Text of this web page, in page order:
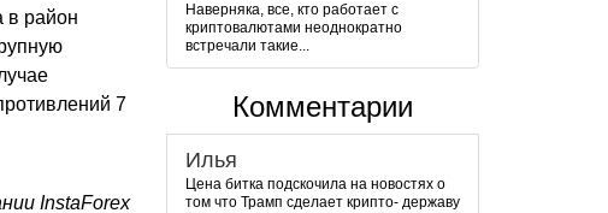
в район
7
InstaForex
Наверняка, все, кто работает с
криптовалютами неоднократно
встречали такие...
Комментарии
Илья
Цена битка подскочила на новостях о
том что Трамп сделает крипто- державу